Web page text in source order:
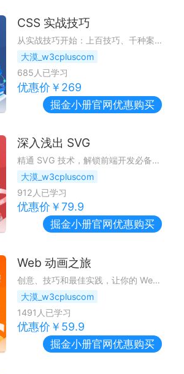
CSS 实战技巧
从实战技巧开始：上百技巧、千种案例，轻松应对复杂场景
大漠_w3cpluscom
685 人已学习
优惠价￥ 269
掘金小册官网优惠购买
深入浅出 SVG
精通 SVG 技术，解锁前端开发必备技能
大漠_w3cpluscom
912 人已学习
优惠价￥79.9
掘金小册官网优惠购买
Web 动画之旅
创意、技巧和最佳实践，让你的 Web 生动无限
大漠_w3cpluscom
1491 人已学习
优惠价￥ 59.9
掘金小册官网优惠购买